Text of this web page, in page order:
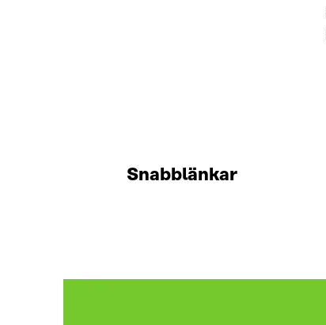
Snabblänkar